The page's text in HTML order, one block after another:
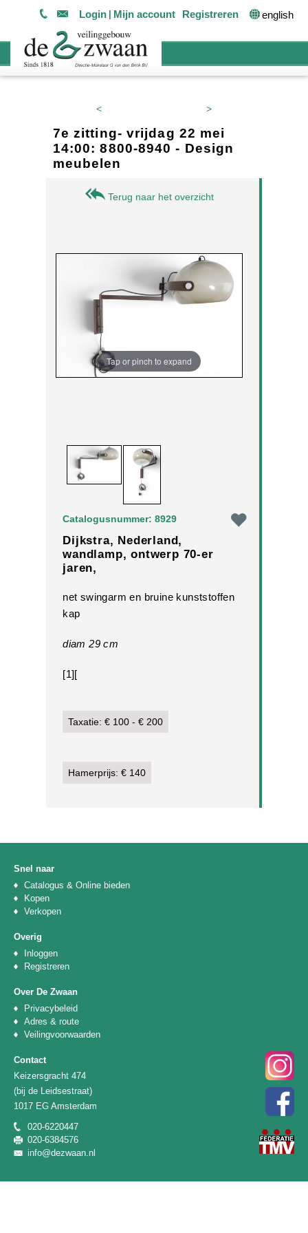
Login Mijn account Registreren english
< >
7e zitting- vrijdag 22 mei
14:00: 8800-8940 - Design
meubelen
Terug naar het overzicht
Tap or pinch to expand
Catalogusnummer: 8929
Dijkstra, Nederland,
wandlamp, ontwerp 70-er
jaren,
net swingarm en bruine kunststoffen
kap
diam 29 cm
[1][
Taxatie: € 100 - € 200
Hamerprijs: € 140
Snel naar
Catalogus & Online bieden
Kopen
Verkopen
Overig
Inloggen
Registreren
Over De Zwaan
Privacybeleid
Adres & route
Veilingvoorwaarden
Contact
Keizersgracht 474
(bij de Leidsestraat)
1017 EG Amsterdam
020-6220447
020-6384576
info@dezwaan.nl